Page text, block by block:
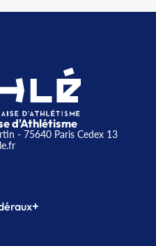
d'Athlétisme
- 75640 Paris Cedex 13
+